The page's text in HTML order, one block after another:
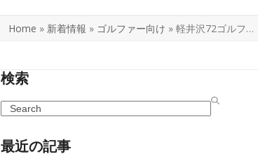
Home » 新着情報 » ゴルファー向け » 軽井沢72ゴルフ…
検索
Search
最近の記事